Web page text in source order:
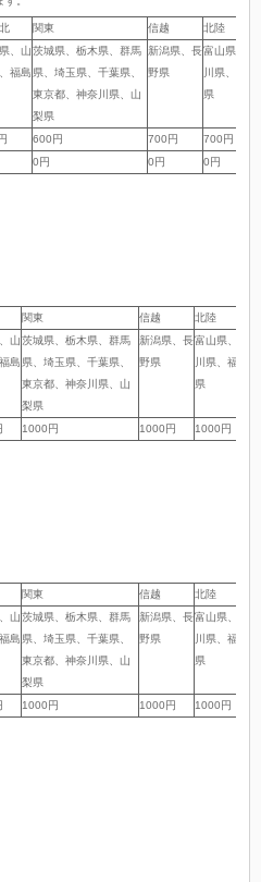
関東 信越 北陸
、山
福島
茨城県、栃木県、群馬
県、埼玉県、千葉県、
東京都、神奈川県、山
梨県
新潟県、長
野県
富山県、石
川県、福井
県
600円 700円 700円
0円 0円 0円
関東 信越 北陸
山
島
茨城県、栃木県、群馬
県、埼玉県、千葉県、
東京都、神奈川県、山
梨県
新潟県、長
野県
富山県、石
川県、福井
県
1000円 1000円 1000円
関東 信越 北陸
山
島
茨城県、栃木県、群馬
県、埼玉県、千葉県、
東京都、神奈川県、山
梨県
新潟県、長
野県
富山県、石
川県、福井
県
1000円 1000円 1000円